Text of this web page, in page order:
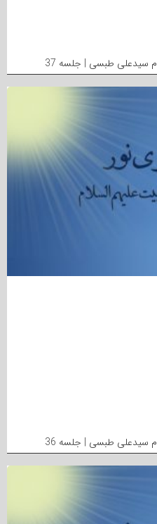
سیدعلی طبسی | جلسه 37
سیدعلی طبسی | جلسه 36